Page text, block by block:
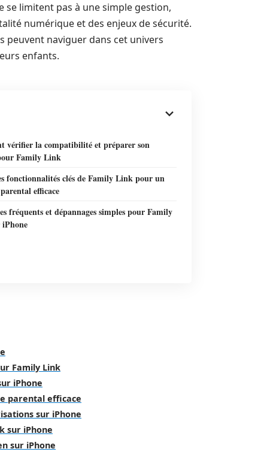
se limitent pas à une simple gestion,
numérique et des enjeux de sécurité.
peuvent naviguer dans cet univers
enfants.
vérifier la compatibilité et préparer son
Family Link
fonctionnalités clés de Family Link pour un
efficace
fréquents et dépannages simples pour Family
Family Link
iPhone
parental efficace
sur iPhone
sur iPhone
sur iPhone